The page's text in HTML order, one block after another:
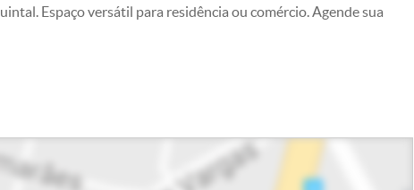
Espaço versátil para residência ou comércio. Agende sua